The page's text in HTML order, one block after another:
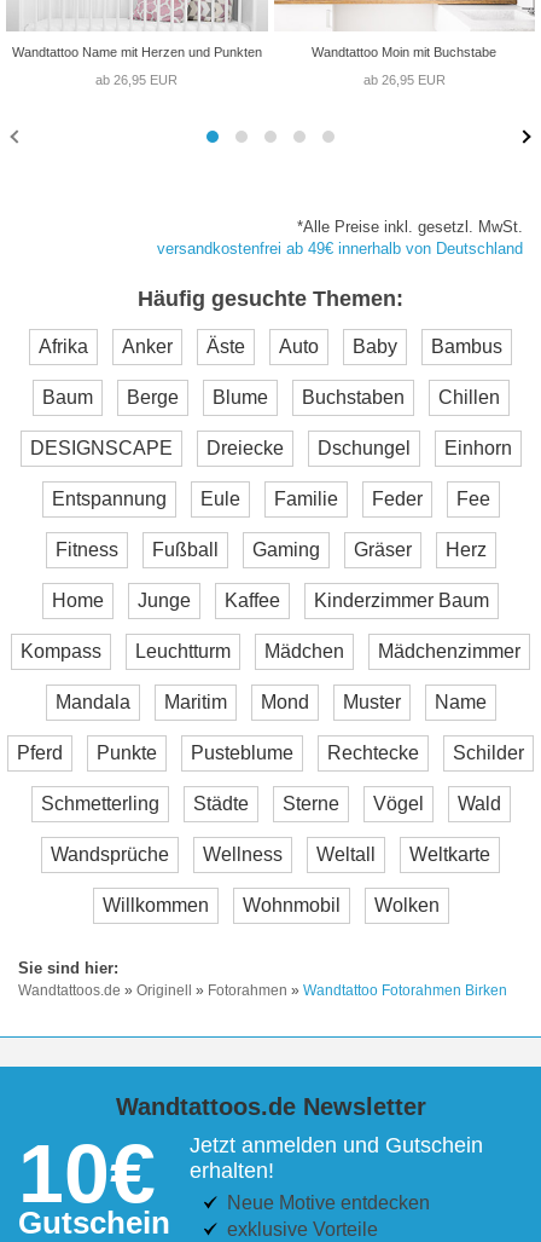
Wandtattoo Name mit Herzen und Punkten
ab 26,95 EUR
Wandtattoo Moin mit Buchstabe
ab 26,95 EUR
*Alle Preise inkl. gesetzl. MwSt.
versandkostenfrei ab 49€ innerhalb von Deutschland
Häufig gesuchte Themen:
Afrika Anker Äste Auto Baby Bambus
Baum Berge Blume Buchstaben Chillen
DESIGNSCAPE Dreiecke Dschungel Einhorn
Entspannung Eule Familie Feder Fee
Fitness Fußball Gaming Gräser Herz
Home Junge Kaffee Kinderzimmer Baum
Kompass Leuchtturm Mädchen Mädchenzimmer
Mandala Maritim Mond Muster Name
Pferd Punkte Pusteblume Rechtecke Schilder
Schmetterling Städte Sterne Vögel Wald
Wandsprüche Wellness Weltall Weltkarte
Willkommen Wohnmobil Wolken
Wandtattoos.de » Originell » Fotorahmen » Wandtattoo Fotorahmen Birken
Wandtattoos.de Newsletter
10€
Gutschein
Jetzt anmelden und Gutschein
erhalten!
Neue Motive entdecken
exklusive Vorteile